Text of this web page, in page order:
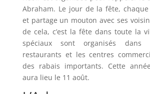
Abraham. Le jour de la fête,
et partage un mouton avec ses
de cela, c’est la fête dans toute la
spéciaux sont organisés dans
restaurants et les centres
des rabais importants. Cette
aura lieu le 11 août.